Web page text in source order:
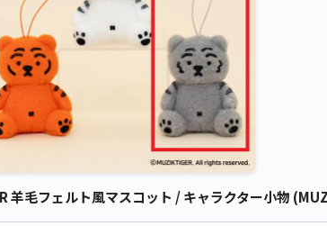
羊毛フェルト風マスコット / キャラクター小物